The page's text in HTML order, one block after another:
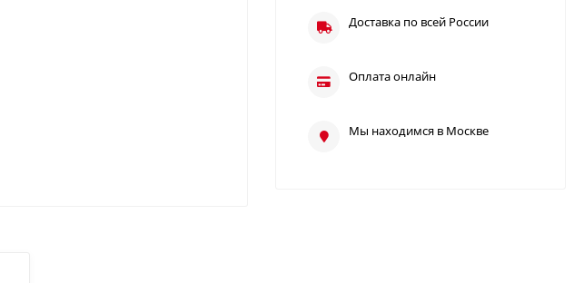
Доставка по всей России
Оплата онлайн
Мы находимся в Москве